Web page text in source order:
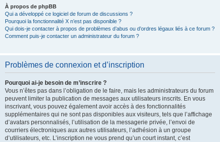
À propos de phpBB
Qui a développé ce logiciel de forum de discussions ?
Pourquoi la fonctionnalité X n’est pas disponible ?
Qui dois-je contacter à propos de problèmes d’abus ou d’ordres légaux liés à ce forum ?
Comment puis-je contacter un administrateur du forum ?
Problèmes de connexion et d’inscription
Pourquoi ai-je besoin de m’inscrire ?
Vous n’êtes pas dans l’obligation de le faire, mais les administrateurs du forum
peuvent limiter la publication de messages aux utilisateurs inscrits. En vous
inscrivant, vous pouvez également avoir accès à des fonctionnalités
supplémentaires qui ne sont pas disponibles aux visiteurs, tels que l’affichage
d’avatars personnalisés, l’utilisation de la messagerie privée, l’envoi de
courriers électroniques aux autres utilisateurs, l’adhésion à un groupe
d’utilisateurs, etc. L’inscription ne vous prend qu’un court instant, c’est